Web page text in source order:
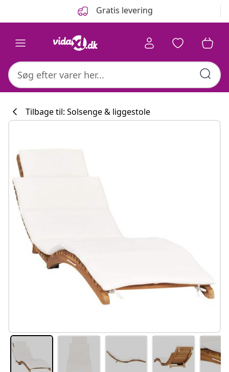
Gratis levering
Tilbage til: Solsenge & liggestole